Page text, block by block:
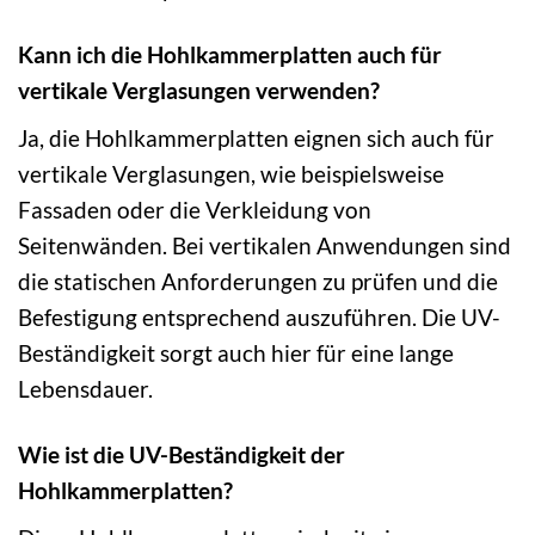
Kann ich die Hohlkammerplatten auch für
vertikale Verglasungen verwenden?
Ja, die Hohlkammerplatten eignen sich auch für
vertikale Verglasungen, wie beispielsweise
Fassaden oder die Verkleidung von
Seitenwänden. Bei vertikalen Anwendungen sind
die statischen Anforderungen zu prüfen und die
Befestigung entsprechend auszuführen. Die UV-
Beständigkeit sorgt auch hier für eine lange
Lebensdauer.
Wie ist die UV-Beständigkeit der
Hohlkammerplatten?